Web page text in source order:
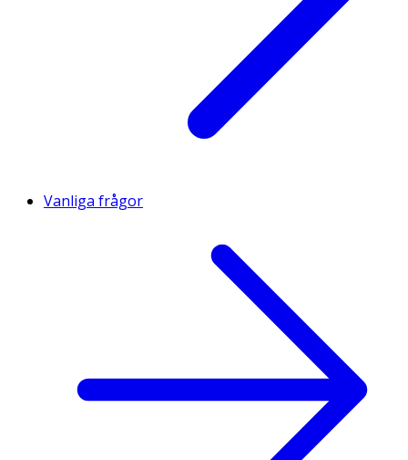
Vanliga frågor